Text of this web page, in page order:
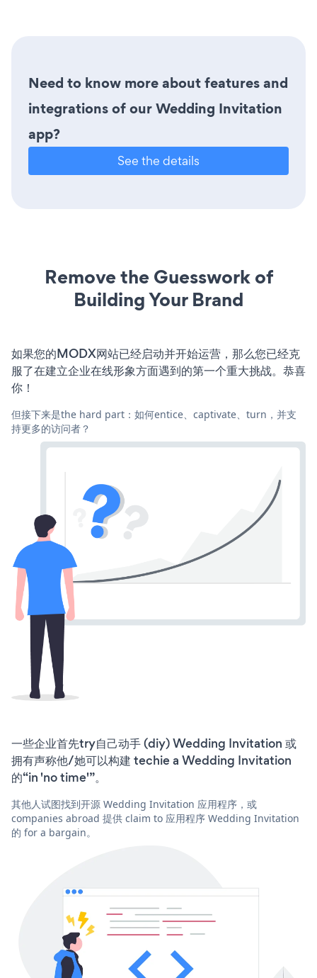
Need to know more about features and
integrations of our Wedding Invitation
app?
See the details
Remove the Guesswork of
Building Your Brand
如果您的MODX网站已经启动并开始运营，那么您已经克
服了在建立企业在线形象方面遇到的第一个重大挑战。恭喜
你！
但接下来是the hard part：如何entice、captivate、turn，并支
持更多的访问者？
一些企业首先try自己动手 (diy) Wedding Invitation 或
拥有声称他/她可以构建 techie a Wedding Invitation
的“in 'no time'”。
其他人试图找到开源 Wedding Invitation 应用程序，或
companies abroad 提供 claim to 应用程序 Wedding Invitation
的 for a bargain。